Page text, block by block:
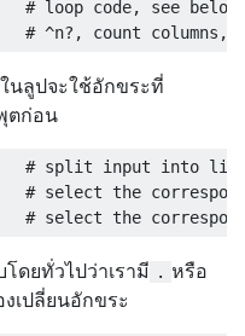
# loop code, see below
นลูปจะใช้อักขระที่
ตก่อน
split input into
select the
ดยทั่วไปว่าเรามี . หรือ
เปลี่ยนอักขระ